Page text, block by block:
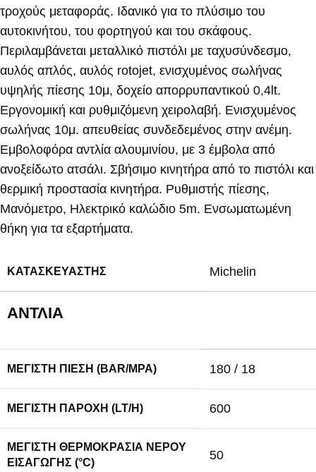
τροχούς μεταφοράς. Ιδανικό για το πλύσιμο του
αυτοκινήτου, του φορτηγού και του σκάφους.
Περιλαμβάνεται μεταλλικό πιστόλι με ταχυσύνδεσμο,
αυλός απλός, αυλός rotojet, ενισχυμένος σωλήνας
υψηλής πίεσης 10μ, δοχείο απορρυπαντικού 0,4lt.
Εργονομική και ρυθμιζόμενη χειρολαβή. Ενισχυμένος
σωλήνας 10μ. απευθείας συνδεδεμένος στην ανέμη.
Εμβολοφόρα αντλία αλουμινίου, με 3 έμβολα από
ανοξείδωτο ατσάλι. Σβήσιμο κινητήρα από το πιστόλι και
θερμική προστασία κινητήρα. Ρυθμιστής πίεσης,
Μανόμετρο, Ηλεκτρικό καλώδιο 5m. Ενσωματωμένη
θήκη για τα εξαρτήματα.
ΚΑΤΑΣΚΕΥΑΣΤΉΣ Michelin
ΑΝΤΛΊΑ
ΜΈΓΙΣΤΗ ΠΊΕΣΗ (BAR/MPA) 180 / 18
ΜΈΓΙΣΤΗ ΠΑΡΟΧΉ (LT/H) 600
ΜΈΓΙΣΤΗ ΘΕΡΜΟΚΡΑΣΊΑ ΝΕΡΟΎ
ΕΙΣΑΓΩΓΉΣ (°C)
50